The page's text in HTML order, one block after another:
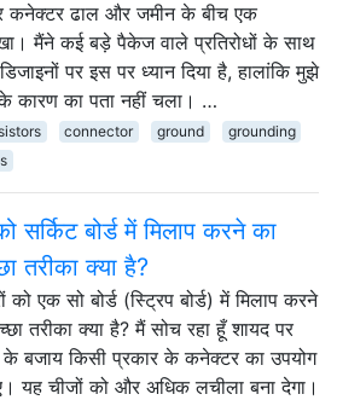
कनेक्टर ढाल और जमीन के बीच एक
मैंने कई बड़े पैकेज वाले प्रतिरोधों के साथ
पर इस पर ध्यान दिया है, हालांकि मुझे
कारण का पता नहीं चला। …
connector ground
grounding
सर्किट बोर्ड में मिलाप करने का
तरीका क्या है?
को एक सो बोर्ड (स्ट्रिप बोर्ड) में मिलाप करने
तरीका क्या है? मैं सोच रहा हूँ शायद पर
के बजाय किसी प्रकार के कनेक्टर का उपयोग
यह चीजों को और अधिक लचीला बना देगा।